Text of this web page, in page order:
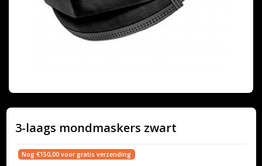
3-laags mondmaskers zwart
Nog €150,00 voor gratis verzending